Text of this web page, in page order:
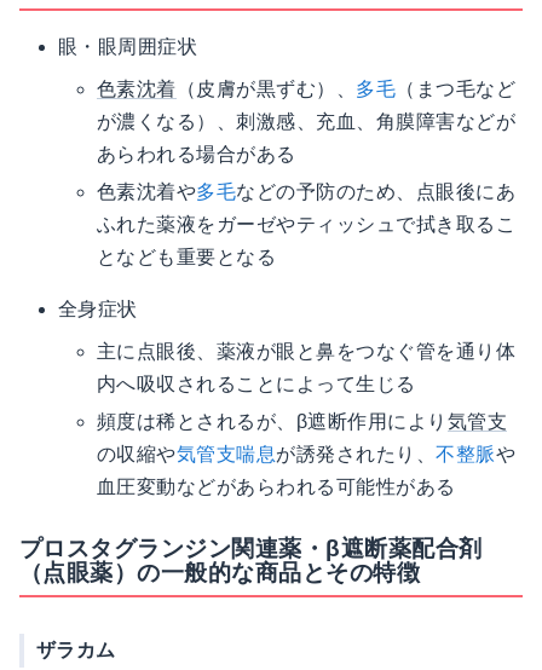
眼・眼周囲症状
色素沈着 （皮膚が黒ずむ）、 多毛 （まつ毛など
が濃くなる）、刺激感、充血、角膜障害などが
あらわれる場合がある
色素沈着や多毛などの予防のため、点眼後にあ
ふれた薬液をガーゼやティッシュで拭き取るこ
となども重要となる
全身症状
主に点眼後、薬液が眼と鼻をつなぐ管を通り体
内へ吸収されることによって生じる
頻度は稀とされるが、β遮断作用により 気管支
の収縮や気管支喘息が誘発されたり、不整脈や
血圧変動などがあらわれる可能性がある
プロスタグランジン関連薬・β遮断薬配合剤
（点眼薬）の一般的な商品とその特徴
ザラカム